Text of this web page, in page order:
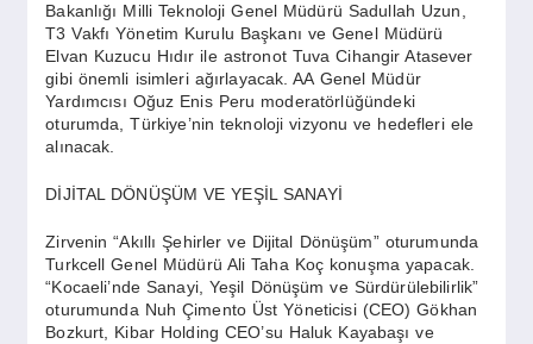
Bakanlığı Milli Teknoloji Genel Müdürü Sadullah Uzun,
T3 Vakfı Yönetim Kurulu Başkanı ve Genel Müdürü
Elvan Kuzucu Hıdır ile astronot Tuva Cihangir Atasever
gibi önemli isimleri ağırlayacak. AA Genel Müdür
Yardımcısı Oğuz Enis Peru moderatörlüğündeki
oturumda, Türkiye’nin teknoloji vizyonu ve hedefleri ele
alınacak.
DİJİTAL DÖNÜŞÜM VE YEŞİL SANAYİ
Zirvenin “Akıllı Şehirler ve Dijital Dönüşüm” oturumunda
Turkcell Genel Müdürü Ali Taha Koç konuşma yapacak.
“Kocaeli’nde Sanayi, Yeşil Dönüşüm ve Sürdürülebilirlik”
oturumunda Nuh Çimento Üst Yöneticisi (CEO) Gökhan
Bozkurt, Kibar Holding CEO’su Haluk Kayabaşı ve